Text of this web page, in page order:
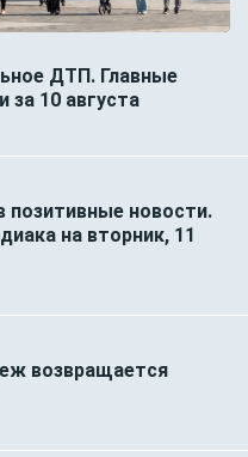
ДТП. Главные
за 10 августа
позитивные новости.
на вторник, 11
возвращается